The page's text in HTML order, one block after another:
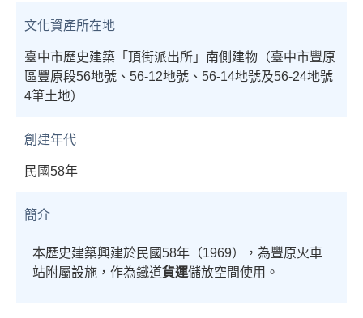
文化資產所在地
臺中市歷史建築「頂街派出所」南側建物（臺中市豐原
區豐原段56地號、56-12地號、56-14地號及56-24地號
4筆土地）
創建年代
民國58年
簡介
本歷史建築興建於民國58年（1969），為豐原火車
站附屬設施，作為鐵道貨運儲放空間使用。